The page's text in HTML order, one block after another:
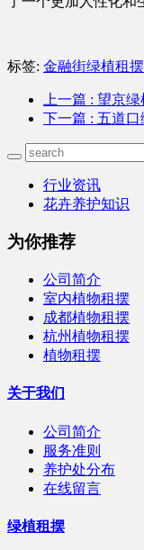
标签: 金融街绿植租摆
上一篇 : 望京
下一篇 : 五道
行业资讯
花卉养护知识
为你推荐
公司简介
室内植物租摆
成都植物租摆
杭州植物租摆
植物租摆
关于我们
公司简介
服务准则
养护处分布
在线留言
绿植租摆